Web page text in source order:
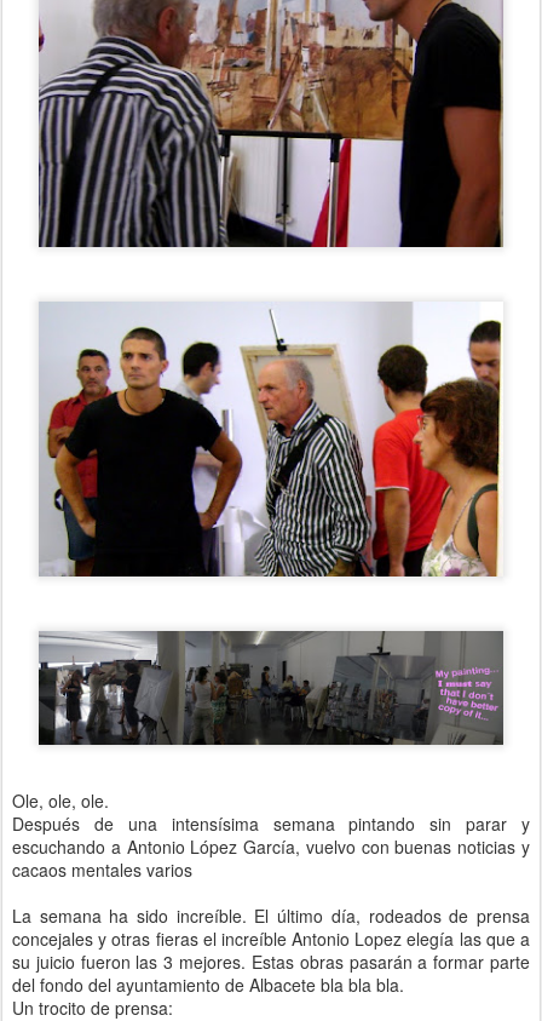
Ole, ole, ole.
Después de una intensísima semana pintando sin parar y
escuchando a Antonio López García, vuelvo con buenas noticias y
cacaos mentales varios
La semana ha sido increíble. El último día, rodeados de prensa
concejales y otras fieras el increíble Antonio Lopez elegía las que a
su juicio fueron las 3 mejores. Estas obras pasarán a formar parte
del fondo del ayuntamiento de Albacete bla bla bla.
Un trocito de prensa: